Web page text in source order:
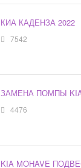
КИА КАДЕНЗА 2022
7542
ЗАМЕНА ПОМПЫ KIA
4476
KIA MOHAVE